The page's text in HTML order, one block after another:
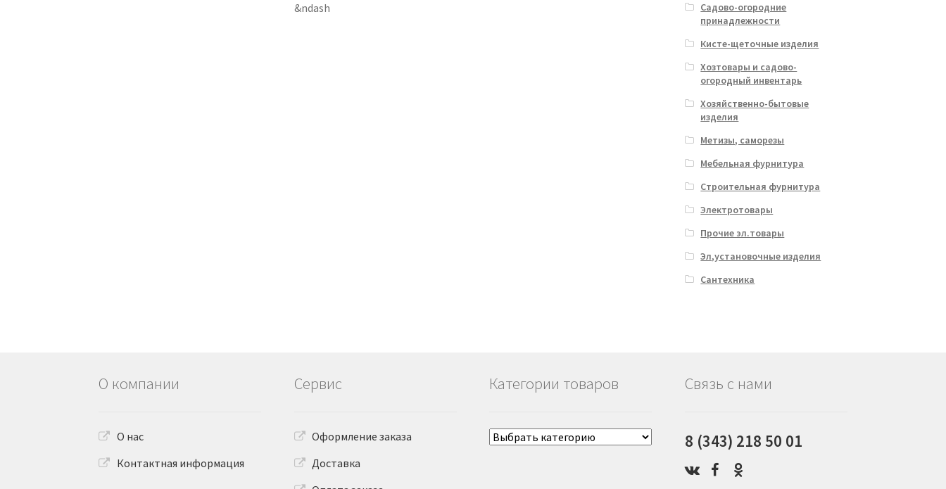
&ndash
Садово-огородние
принадлежности
Кисте-щеточные изделия
Хозтовары и садово-
огородный инвентарь
Хозяйственно-бытовые
изделия
Метизы, саморезы
Мебельная фурнитура
Строительная фурнитура
Электротовары
Прочие эл.товары
Эл,установочные изделия
Сантехника
О компании
О нас
Контактная информация
Сервис
Оформление заказа
Доставка
Категории товаров Связь с нами
8 (343) 218 50 01